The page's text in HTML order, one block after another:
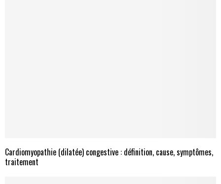
Cardiomyopathie (dilatée) congestive : définition, cause, symptômes,
traitement